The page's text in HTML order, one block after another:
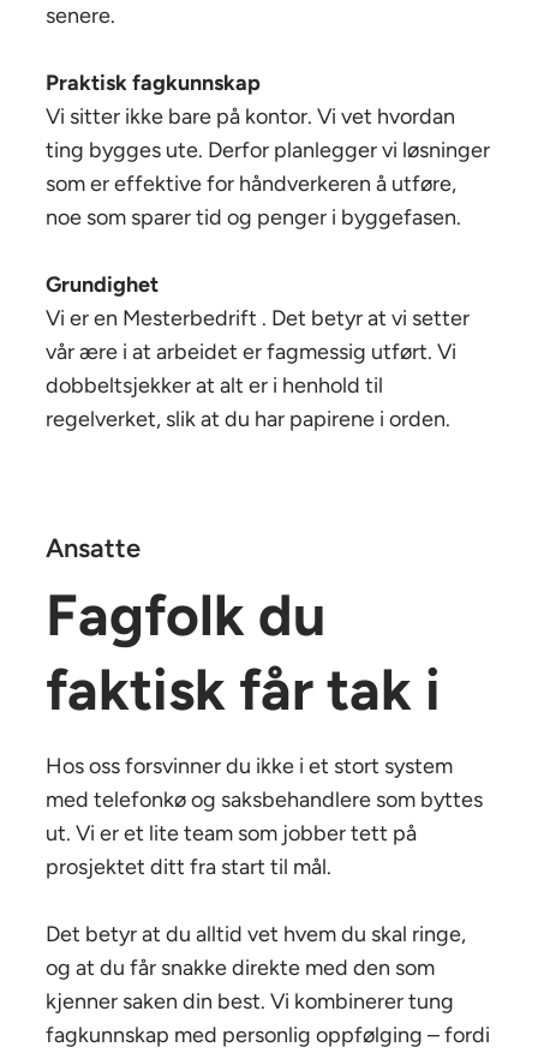
senere.
Praktisk fagkunnskap
Vi sitter ikke bare på kontor. Vi vet hvordan
ting bygges ute. Derfor planlegger vi løsninger
som er effektive for håndverkeren å utføre,
noe som sparer tid og penger i byggefasen.
Grundighet
Vi er en Mesterbedrift . Det betyr at vi setter
vår ære i at arbeidet er fagmessig utført. Vi
dobbeltsjekker at alt er i henhold til
regelverket, slik at du har papirene i orden.
Ansatte
Fagfolk du
faktisk får tak i
Hos oss forsvinner du ikke i et stort system
med telefonkø og saksbehandlere som byttes
ut. Vi er et lite team som jobber tett på
prosjektet ditt fra start til mål.
Det betyr at du alltid vet hvem du skal ringe,
og at du får snakke direkte med den som
kjenner saken din best. Vi kombinerer tung
fagkunnskap med personlig oppfølging – fordi